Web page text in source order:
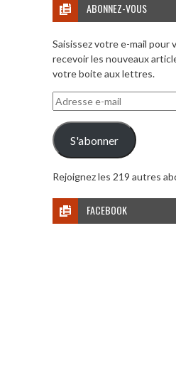
ABONNEZ-VOUS
Saisissez votre e-mail pour
recevoir les nouveaux
votre boite aux lettres.
Adresse
e-
mail
S'abonner
Rejoignez les 219 autres
FACEBOOK